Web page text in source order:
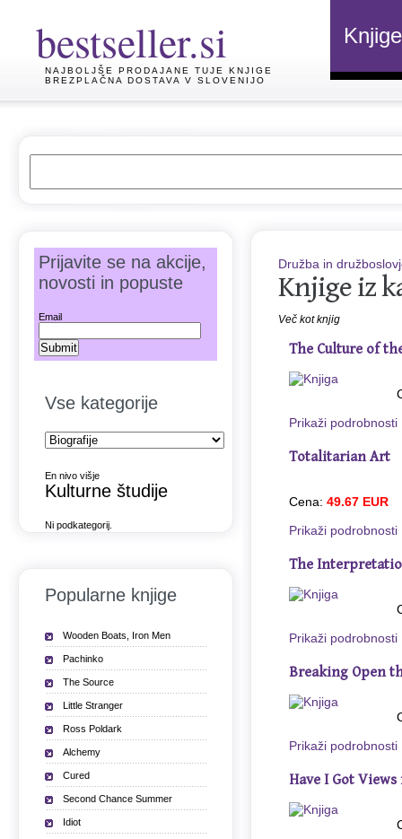
bestseller.si
NAJBOLJŠE PRODAJANE TUJE KNJIGE
BREZPLAČNA DOSTAVA V SLOVENIJO
Knjige
Družba in
Knjige iz
Več kot knjig
The Culture of
Prikaži podrobnosti
Totalitarian Art
Cena: 49.67 EUR
Prikaži podrobnosti
The
Prikaži podrobnosti
Breaking Open
Prikaži podrobnosti
Have I Got Views
Prijavite se na akcije,
novosti in popuste
Email
Vse kategorije
En nivo višje
Kulturne študije
Ni podkategorij.
Popularne knjige
Wooden Boats, Iron Men
Pachinko
The Source
Little Stranger
Ross Poldark
Alchemy
Cured
Second Chance Summer
Idiot